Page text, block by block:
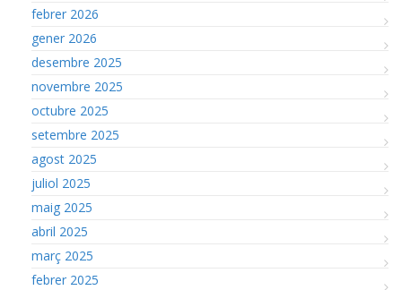
febrer 2026
gener 2026
desembre 2025
novembre 2025
octubre 2025
setembre 2025
agost 2025
juliol 2025
maig 2025
abril 2025
març 2025
febrer 2025